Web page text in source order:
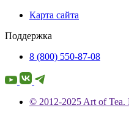
Карта сайта
Поддержка
8 (800) 550-87-08
© 2012-2025 Art of Tea.